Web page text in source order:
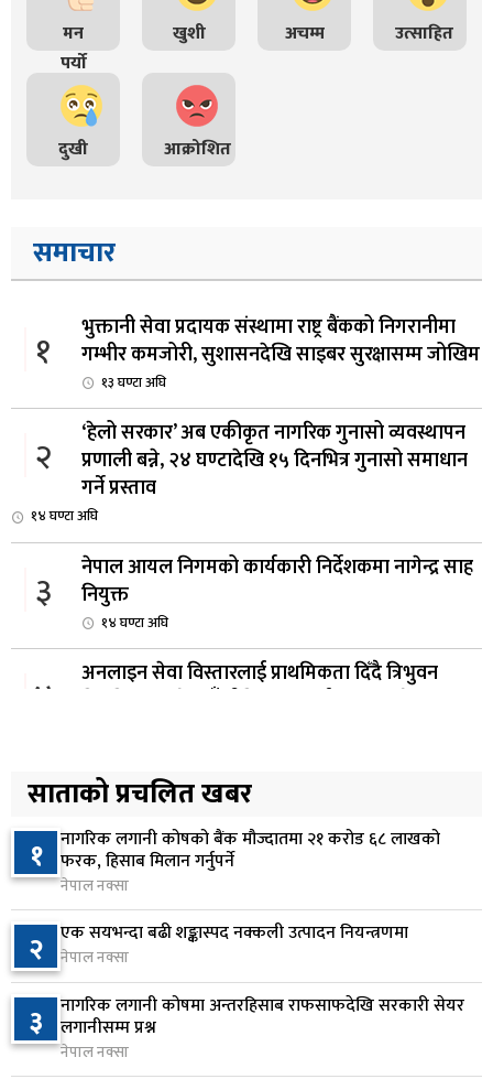
मन
पर्यो
खुशी अचम्म उत्साहित
दुखी आक्रोशित
समाचार
१
भुक्तानी सेवा प्रदायक संस्थामा राष्ट्र बैंकको निगरानीमा
गम्भीर कमजोरी, सुशासनदेखि साइबर सुरक्षासम्म जोखिम
१३ घण्टा अघि
२
‘हेलो सरकार’ अब एकीकृत नागरिक गुनासो व्यवस्थापन
प्रणाली बन्ने, २४ घण्टादेखि १५ दिनभित्र गुनासो समाधान
गर्ने प्रस्ताव
१४ घण्टा अघि
३
नेपाल आयल निगमको कार्यकारी निर्देशकमा नागेन्द्र साह
नियुक्त
१४ घण्टा अघि
४
अनलाइन सेवा विस्तारलाई प्राथमिकता दिँदै त्रिभुवन
५
सरकारद्वारा राष्ट्रसेवक कर्मचारीको नयाँ तलबमान
स्वीकृत, न्यूनतम तलब २८ हजार ९८४ रुपैयाँ
१६ घण्टा अघि
६
सिद्धबाबा सुरुङ निर्माणमा ३ अर्ब १ करोड खर्च, २०८३
फागुनको समयसीमा
२३ घण्टा अघि
७
निम्सदाइसहित चार पर्वतारोहीको शव बेस क्याम्पमा
ल्याइयो
१ दिन अघि
साताको प्रचलित खबर
१ नागरिक लगानी कोषको बैंक मौज्दातमा २१ करोड ६८ लाखको
फरक, हिसाब मिलान गर्नुपर्ने
नेपाल नक्सा
२ एक सयभन्दा बढी शङ्कास्पद नक्कली उत्पादन नियन्त्रणमा
नेपाल नक्सा
३ नागरिक लगानी कोषमा अन्तरहिसाब राफसाफदेखि सरकारी सेयर
लगानीसम्म प्रश्न
नेपाल नक्सा